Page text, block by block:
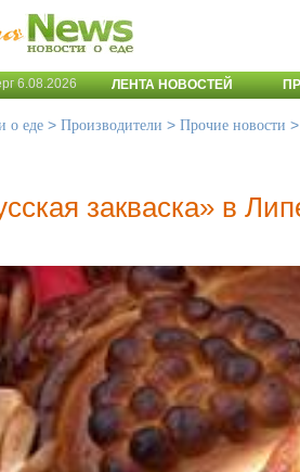
6.08.2026 ЛЕНТА НОВОСТЕЙ
о еде > Производители > Прочие новости >
закваска» в